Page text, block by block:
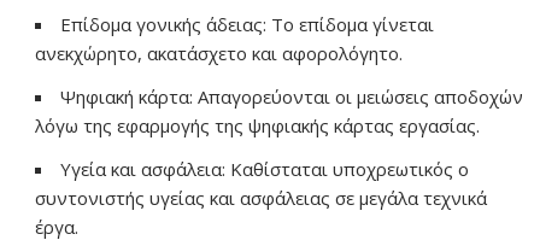
Επίδομα γονικής άδειας: Το επίδομα γίνεται
ανεκχώρητο, ακατάσχετο και αφορολόγητο.
Ψηφιακή κάρτα: Απαγορεύονται οι μειώσεις αποδοχών
λόγω της εφαρμογής της ψηφιακής κάρτας εργασίας.
Υγεία και ασφάλεια: Καθίσταται υποχρεωτικός ο
συντονιστής υγείας και ασφάλειας σε μεγάλα τεχνικά
έργα.